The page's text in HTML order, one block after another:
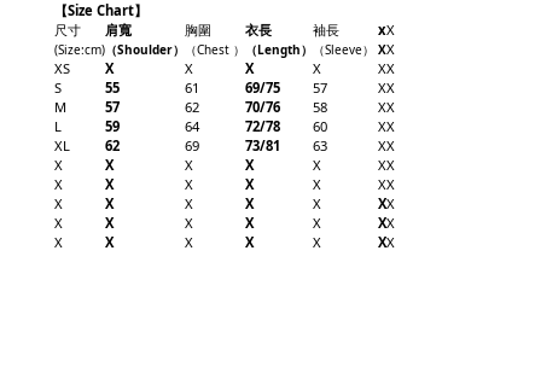
【Size Chart】
尺寸
肩寬 胸圍 衣長 袖長 xX
(Size:cm) （Shoulder） （Chest ） （Length） （Sleeve） XX
XS
X X X X XX
S
55 61 69/75 57 XX
M
57 62 70/76 58 XX
L
59 64 72/78 60 XX
XL
62 69 73/81 63 XX
X
X X X X XX
X
X X X X XX
X
X X X X XX
X
X X X X XX
X
X X X X XX